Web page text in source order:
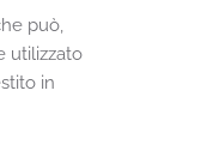
può,
utilizzato
in